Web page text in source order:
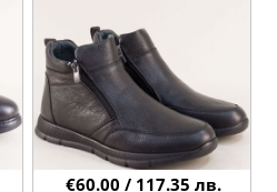
€60.00 / 117.35 лв.